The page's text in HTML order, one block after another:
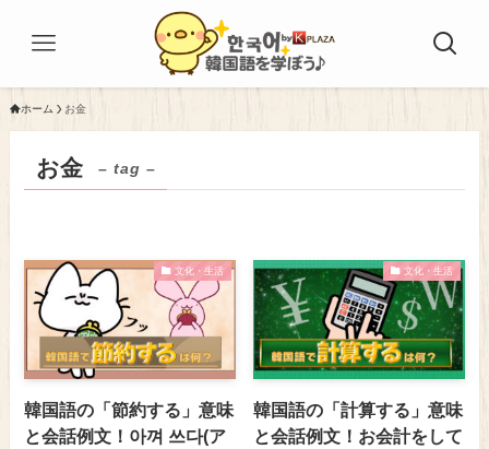
ホーム お金
お金 – tag –
文化・生活
韓国語の「節約する」意味
と会話例文！아껴 쓰다(ア
文化・生活
韓国語の「計算する」意味
と会話例文！お会計をして